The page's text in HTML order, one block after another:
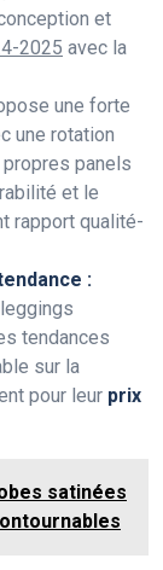
et
2025 avec la
une forte
une rotation
panels
et le
rapport qualité-
:
tendances
sur la
pour leur prix
satinées